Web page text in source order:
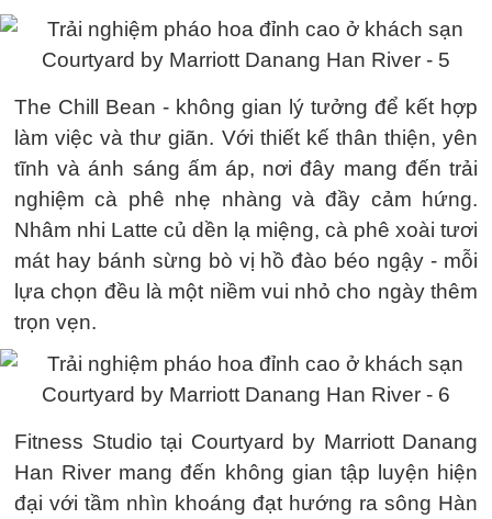
The Chill Bean - không gian lý tưởng để kết hợp
làm việc và thư giãn. Với thiết kế thân thiện, yên
tĩnh và ánh sáng ấm áp, nơi đây mang đến trải
nghiệm cà phê nhẹ nhàng và đầy cảm hứng.
Nhâm nhi Latte củ dền lạ miệng, cà phê xoài tươi
mát hay bánh sừng bò vị hồ đào béo ngậy - mỗi
lựa chọn đều là một niềm vui nhỏ cho ngày thêm
trọn vẹn.
Fitness Studio tại Courtyard by Marriott Danang
Han River mang đến không gian tập luyện hiện
đại với tầm nhìn khoáng đạt hướng ra sông Hàn